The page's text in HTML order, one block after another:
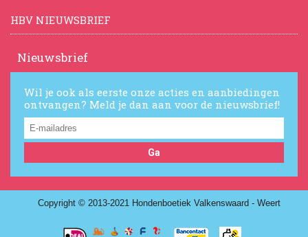
HBV NIEUWSBRIEF
Nieuwsbrief
Wil je ook als eerste onze acties en aanbiedingen
ontvangen? Meld je dan aan voor de nieuwsbrief!
Ga
Copyright © 2013-2021 Hondenboetiek Valkenswaard - Weert